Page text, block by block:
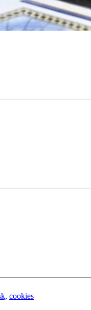
cookies